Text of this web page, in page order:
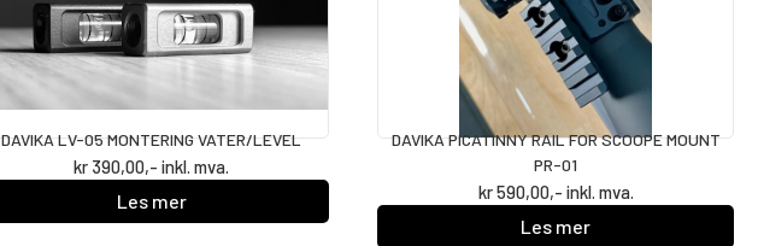
DAVIKA LV-05 MONTERING VATER/LEVEL
kr 390,00,- inkl. mva.
Les mer
DAVIKA PICATINNY RAIL FOR SCOOPE MOUNT
PR-01
kr590,00,- inkl. mva.
Les mer